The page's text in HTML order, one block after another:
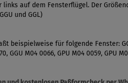
auf dem Fensterflügel. Der
und GGL)
beispielweise für folgende Fenster:
GGU M04 0066, GPU M04 0059, GPU